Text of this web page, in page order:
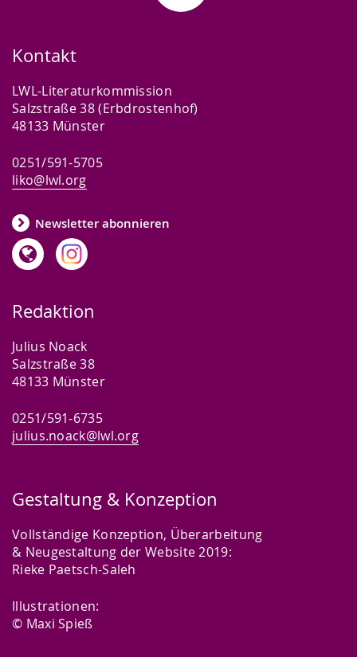
Kontakt
LWL-Literaturkommission
Salzstraße 38 (Erbdrostenhof)
48133 Münster
0251/591-5705
liko@lwl.org
Newsletter abonnieren
Redaktion
Julius Noack
Salzstraße 38
48133 Münster
0251/591-6735
julius.noack@lwl.org
Gestaltung & Konzeption
Vollständige Konzeption, Überarbeitung
& Neugestaltung der Website 2019:
Rieke Paetsch-Saleh
Illustrationen:
© Maxi Spieß